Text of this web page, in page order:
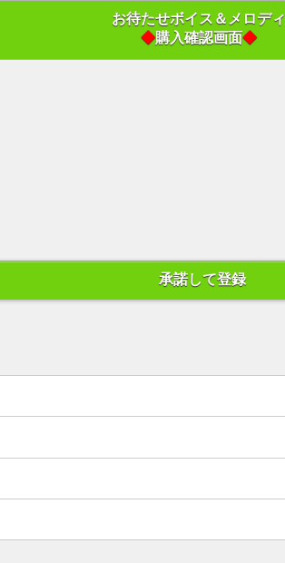
お待たせボイス＆メロディ
◆購入確認画面◆
承諾して登録